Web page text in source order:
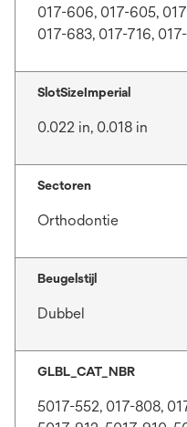
017-606, 017-605,
017-683, 017-716,
SlotSizeImperial
0.022 in, 0.018 in
Sectoren
Orthodontie
Beugelstijl
Dubbel
GLBL_CAT_NBR
5017-552, 017-808,